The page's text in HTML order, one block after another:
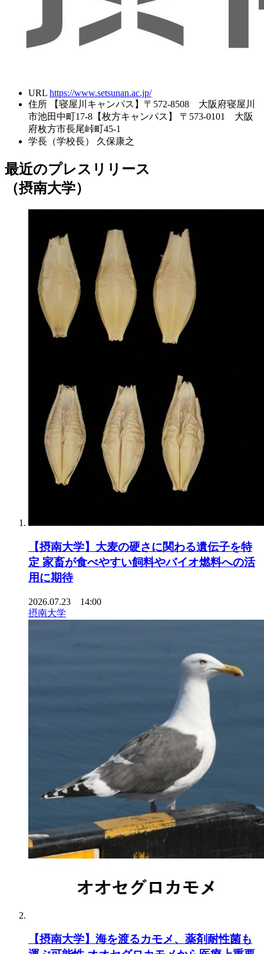
URL https://www.setsunan.ac.jp/
住所
【寝屋川キャンパス】〒572-8508 大阪府寝屋川
市池田中町17-8【枚方キャンパス】 〒573-0101 大阪
府枚方市長尾峠町45-1
学長（学校長）
久保康之
最近のプレスリリース
（摂南大学）
【摂南大学】大麦の硬さに関わる遺伝子を特
定 家畜が食べやすい飼料やバイオ燃料への活
用に期待
2026.07.23 14:00
摂南大学
【摂南大学】海を渡るカモメ、薬剤耐性菌も